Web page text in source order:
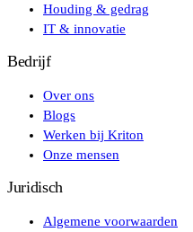
Houding & gedrag
IT & innovatie
Bedrijf
Over ons
Blogs
Werken bij Kriton
Onze mensen
Juridisch
Algemene voorwaarden